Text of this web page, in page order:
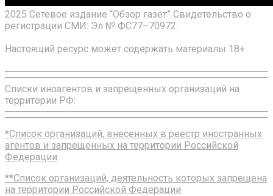
2025 Сетевое издание “Обзор газет” Свидетельство о
регистрации СМИ: Эл № ФС77–70972.
Настоящий ресурс может содержать материалы 18+
Списки иноагентов и запрещенных организаций на
территории РФ:
*Список организаций, внесенных в реестр иностранных
агентов и запрещенных на территории Российской
Федерации
**Список организаций, деятельность которых запрещена
на территории Российской Федерации